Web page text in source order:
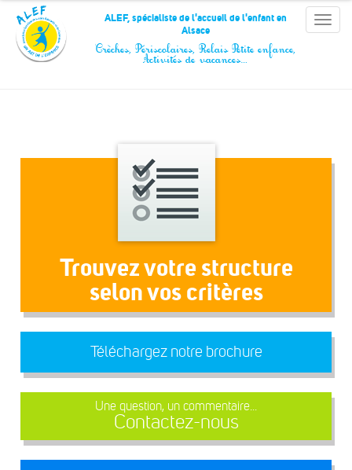
Panneau de gestion des cookies
Toggle
ALEF, spécialiste de l'accueil de l'enfant en
Alsace
Crèches, Périscolaires, Relais Petite enfance,
Activités de vacances…
Trouvez votre structure
selon vos critères
Téléchargez notre brochure
Une question, un commentaire...
Contactez-nous